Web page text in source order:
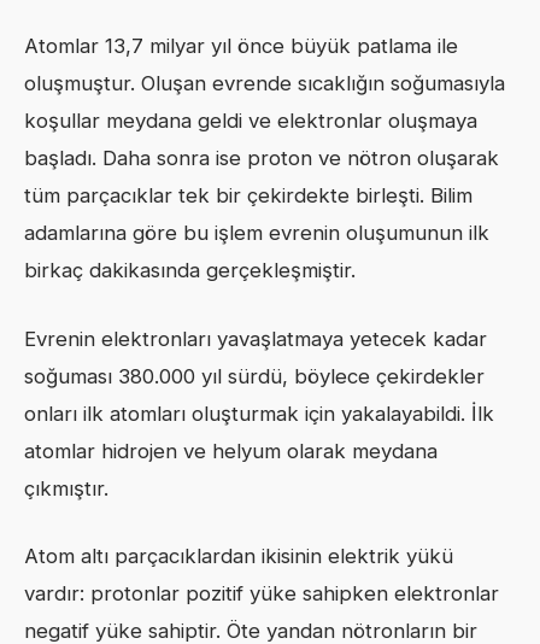
Atomlar 13,7 milyar yıl önce büyük patlama ile
oluşmuştur. Oluşan evrende sıcaklığın soğumasıyla
koşullar meydana geldi ve elektronlar oluşmaya
başladı. Daha sonra ise proton ve nötron oluşarak
tüm parçacıklar tek bir çekirdekte birleşti. Bilim
adamlarına göre bu işlem evrenin oluşumunun ilk
birkaç dakikasında gerçekleşmiştir.
Evrenin elektronları yavaşlatmaya yetecek kadar
soğuması 380.000 yıl sürdü, böylece çekirdekler
onları ilk atomları oluşturmak için yakalayabildi. İlk
atomlar hidrojen ve helyum olarak meydana
çıkmıştır.
Atom altı parçacıklardan ikisinin elektrik yükü
vardır: protonlar pozitif yüke sahipken elektronlar
negatif yüke sahiptir. Öte yandan nötronların bir